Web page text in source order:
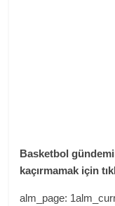
Basketbol
kaçırmamak için
alm_page: